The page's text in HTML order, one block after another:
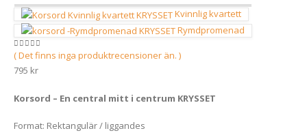
Kvinnlig kvartett
Rymdpromenad
0out of 5
( Det finns inga produktrecensioner än. )
795 kr
Korsord – En central mitt i centrum KRYSSET
Format: Rektangulär / liggandes
Överblommad
0795
Många bäckar små
0out of 5
359 kr
0out of 5
329krDet
ursprungliga
priset
279krDet
nuvarande
priset
Kyckling
329 kr.
Hoppbacke